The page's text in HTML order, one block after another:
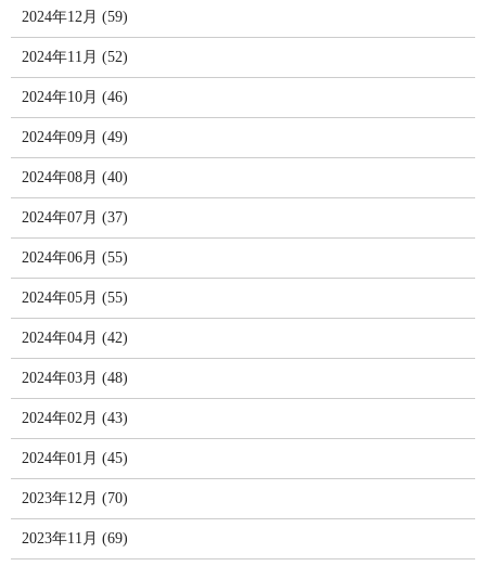
2024年12月 (59)
2024年11月 (52)
2024年10月 (46)
2024年09月 (49)
2024年08月 (40)
2024年07月 (37)
2024年06月 (55)
2024年05月 (55)
2024年04月 (42)
2024年03月 (48)
2024年02月 (43)
2024年01月 (45)
2023年12月 (70)
2023年11月 (69)